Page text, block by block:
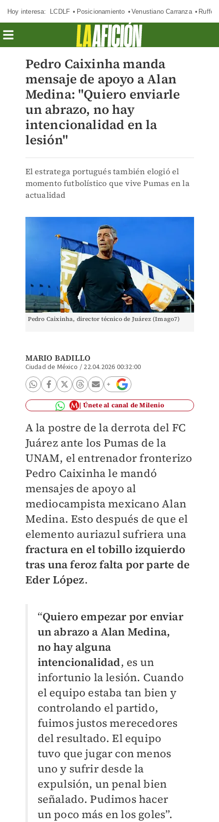
Hoy interesa: LCDLF Posicionamiento Venustiano Carranza Ruffo
Pedro Caixinha manda
mensaje de apoyo a Alan
Medina: "Quiero enviarle
un abrazo, no hay
intencionalidad en la
lesión"
El estratega portugués también elogió el
momento futbolístico que vive Pumas en la
actualidad
Pedro Caixinha, director técnico de Juárez (Imago7)
MARIO BADILLO
Ciudad de México / 22.04.2026 00:32:00
Únete al canal de Milenio
A la postre de la derrota del FC
Juárez ante los Pumas de la
UNAM, el entrenador fronterizo
Pedro Caixinha le mandó
mensajes de apoyo al
mediocampista mexicano Alan
Medina. Esto después de que el
elemento auriazul sufriera una
fractura en el tobillo izquierdo
tras una feroz falta por parte de
Eder López.
“Quiero empezar por enviar
un abrazo a Alan Medina,
no hay alguna
intencionalidad, es un
infortunio la lesión. Cuando
el equipo estaba tan bien y
controlando el partido,
fuimos justos merecedores
del resultado. El equipo
tuvo que jugar con menos
uno y sufrir desde la
expulsión, un penal bien
señalado. Pudimos hacer
un poco más en los goles”.